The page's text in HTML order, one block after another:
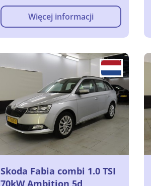
Więcej informacji
Skoda Fabia combi 1.0 TSI
70kW Ambition 5d